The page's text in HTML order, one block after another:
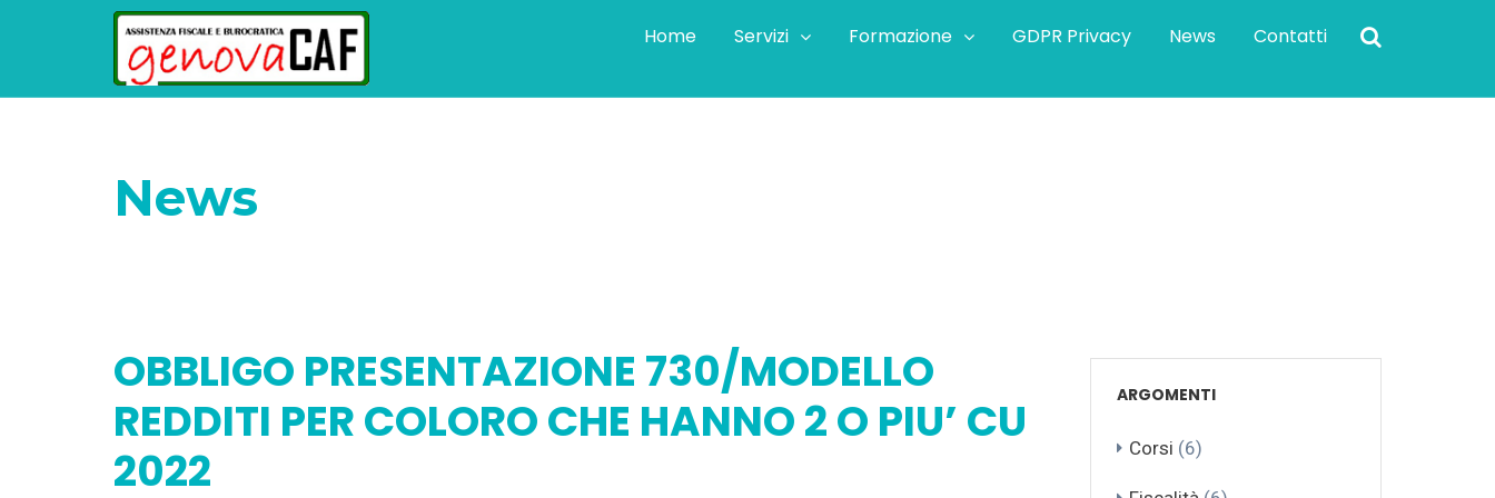
Home Servizi Formazione GDPR Privacy News Contatti
News
OBBLIGO PRESENTAZIONE 730/MODELLO
REDDITI PER COLORO CHE HANNO 2 O PIU’ CU
2022
ARGOMENTI
Corsi (6)